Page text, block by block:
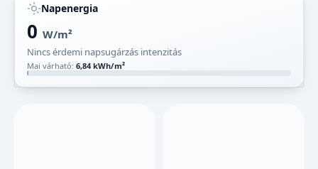
Napenergia
0 W/m²
Nincs érdemi napsugárzás intenzitás
Mai várható: 6,84 kWh/m²